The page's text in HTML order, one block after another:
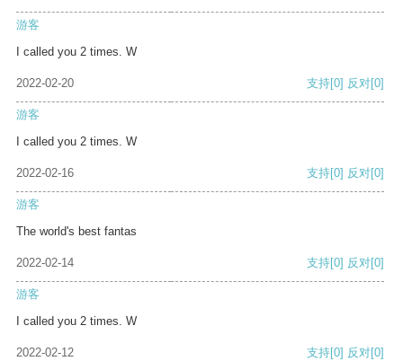
游客
I called you 2 times. W
2022-02-20 支持[0] 反对[0]
游客
I called you 2 times. W
2022-02-16 支持[0] 反对[0]
游客
The world's best fantas
2022-02-14 支持[0] 反对[0]
游客
I called you 2 times. W
2022-02-12 支持[0] 反对[0]